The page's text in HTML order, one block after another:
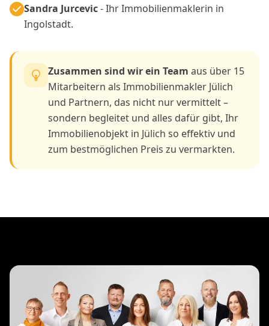
Sandra Jurcevic- Ihr Immobilienmaklerin in
Ingolstadt.
Zusammen sind wir ein Team aus über 15
Mitarbeitern als Immobilienmakler Jülich
und Partnern, das nicht nur vermittelt –
sondern begleitet und alles dafür gibt, Ihr
Immobilienobjekt in Jülich so effektiv und
zum bestmöglichen Preis zu vermarkten.